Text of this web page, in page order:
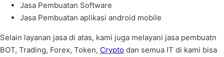
Jasa Pembuatan Software
Jasa Pembuatan aplikasi android mobile
Selain layanan jasa di atas, kami juga melayani jasa pembuatn
BOT, Trading, Forex, Token, Crypto dan semua IT di kami bisa